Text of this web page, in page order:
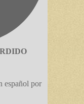
español por